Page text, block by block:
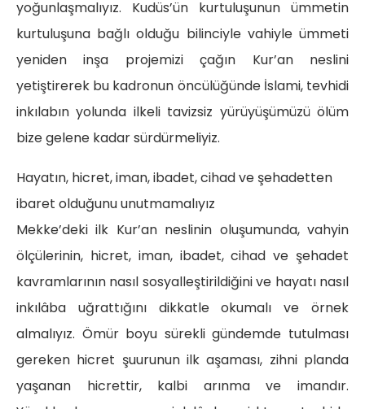
yoğunlaşmalıyız. Kudüs’ün kurtuluşunun ümmetin
kurtuluşuna bağlı olduğu bilinciyle vahiyle ümmeti
yeniden inşa projemizi çağın Kur’an neslini
yetiştirerek bu kadronun öncülüğünde İslami, tevhidi
inkılabın yolunda ilkeli tavizsiz yürüyüşümüzü ölüm
bize gelene kadar sürdürmeliyiz.
Hayatın, hicret, iman, ibadet, cihad ve şehadetten
ibaret olduğunu unutmamalıyız
Mekke’deki ilk Kur’an neslinin oluşumunda, vahyin
ölçülerinin, hicret, iman, ibadet, cihad ve şehadet
kavramlarının nasıl sosyalleştirildiğini ve hayatı nasıl
inkılâba uğrattığını dikkatle okumalı ve örnek
almalıyız. Ömür boyu sürekli gündemde tutulması
gereken hicret şuurunun ilk aşaması, zihni planda
yaşanan hicrettir, kalbi arınma ve imandır.